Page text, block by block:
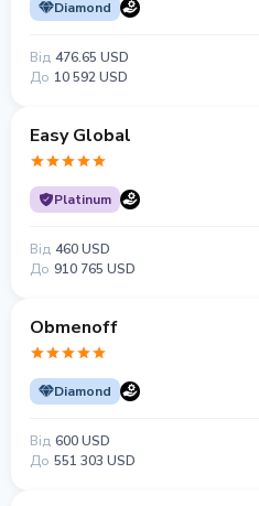
Diamond
Від 476.65 USD
До 10 592 USD
Easy Global
Platinum
Від 460 USD
До 910 765 USD
Obmenoff
Diamond
Від 600 USD
До 551 303 USD